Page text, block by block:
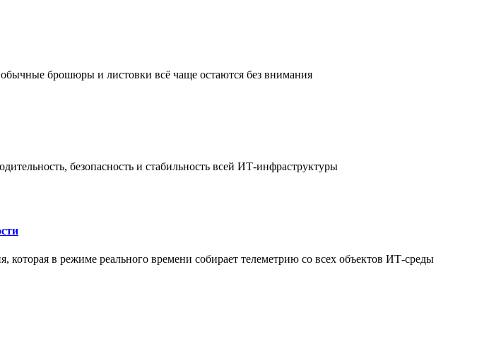
брошюры и листовки всё чаще остаются без внимания
безопасность и стабильность всей ИТ-инфраструктуры
в режиме реального времени собирает телеметрию со всех объектов ИТ-среды